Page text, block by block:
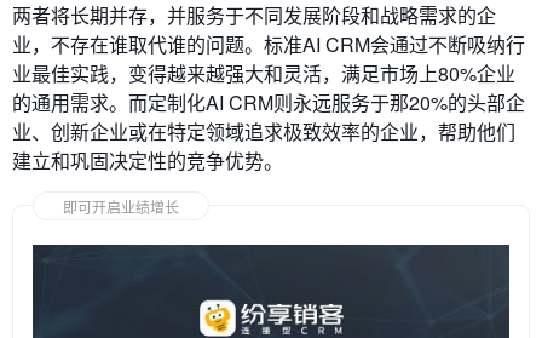
两者将长期并存，并服务于不同发展阶段和战略需求的企
业，不存在谁取代谁的问题。标准AI CRM会通过不断吸纳行
业最佳实践，变得越来越强大和灵活，满足市场上80%企业
的通用需求。而定制化AI CRM则永远服务于那20%的头部企
业、创新企业或在特定领域追求极致效率的企业，帮助他们
建立和巩固决定性的竞争优势。
即可开启业绩增长